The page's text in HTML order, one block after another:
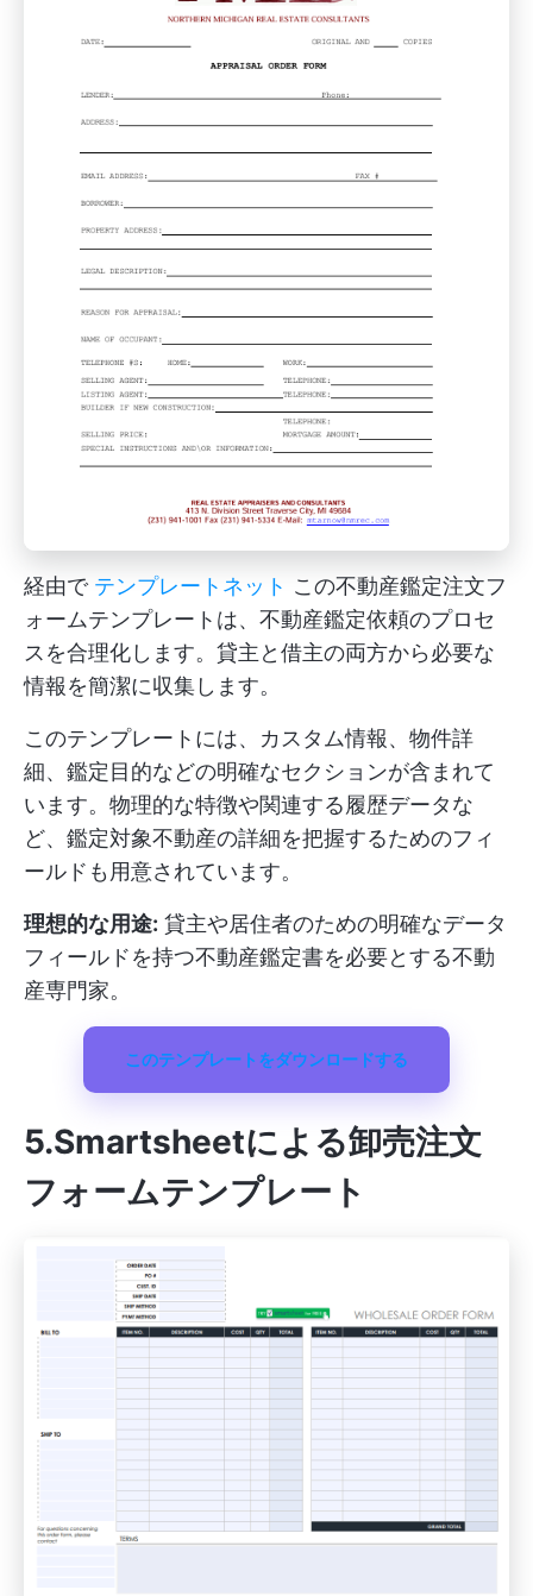
経由で テンプレートネット この不動産鑑定注文フ
ォームテンプレートは、不動産鑑定依頼のプロセ
スを合理化します。貸主と借主の両方から必要な
情報を簡潔に収集します。
このテンプレートには、カスタム情報、物件詳
細、鑑定目的などの明確なセクションが含まれて
います。物理的な特徴や関連する履歴データな
ど、鑑定対象不動産の詳細を把握するためのフィ
ールドも用意されています。
理想的な用途: 貸主や居住者のための明確なデータ
フィールドを持つ不動産鑑定書を必要とする不動
産専門家。
このテンプレートをダウンロードする
5.Smartsheetによる卸売注文
フォームテンプレート